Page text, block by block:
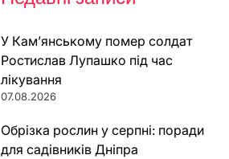
У Кам’янському помер солдат
Ростислав Лупашко під час
лікування
07.08.2026
Обрізка рослин у серпні: поради
для садівників Дніпра